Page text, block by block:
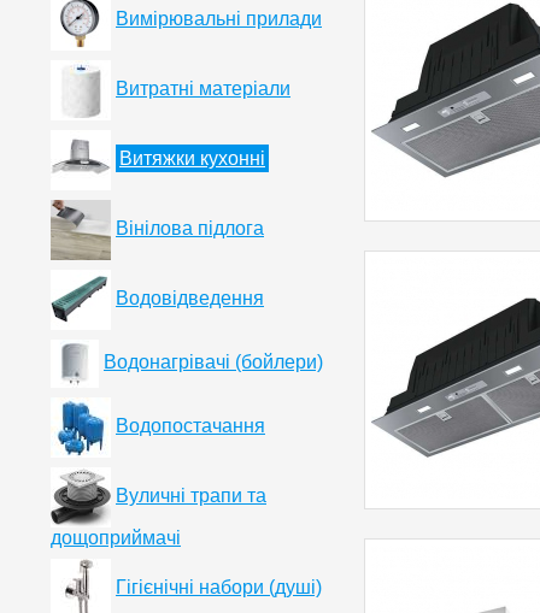
Вимірювальні прилади
Витратні матеріали
Витяжки кухонні
Вінілова підлога
Водовідведення
Водонагрівачі (бойлери)
Водопостачання
Вуличні трапи та
дощоприймачі
Гігієнічні набори (душі)